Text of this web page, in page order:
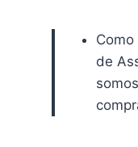
de